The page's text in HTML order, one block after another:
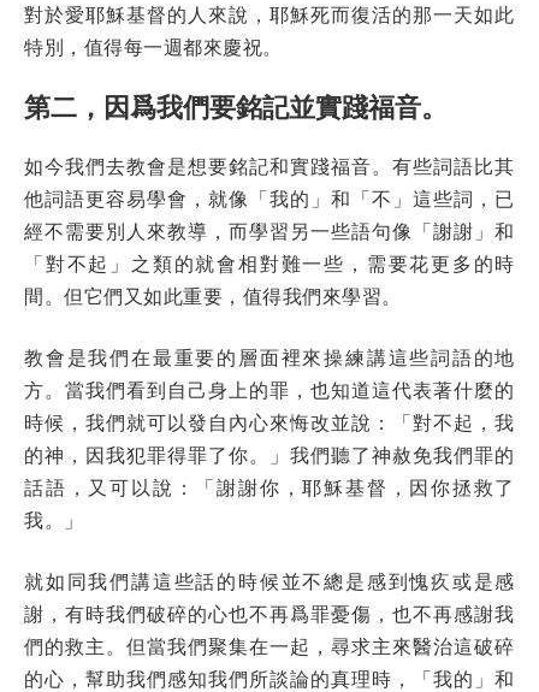
對於愛耶穌基督的人來說，耶穌死而復活的那一天如此
特別，值得每一週都來慶祝。
第二，因爲我們要銘記並實踐福音。
如今我們去教會是想要銘記和實踐福音。有些詞語比其
他詞語更容易學會，就像「我的」和「不」這些詞，已
經不需要別人來教導，而學習另一些語句像「謝謝」和
「對不起」之類的就會相對難一些，需要花更多的時
間。但它們又如此重要，值得我們來學習。
教會是我們在最重要的層面裡來操練講這些詞語的地
方。當我們看到自己身上的罪，也知道這代表著什麼的
時候，我們就可以發自內心來悔改並說：「對不起，我
的神，因我犯罪得罪了你。」我們聽了神赦免我們罪的
話語，又可以說：「謝謝你，耶穌基督，因你拯救了
我。」
就如同我們講這些話的時候並不總是感到愧疚或是感
謝，有時我們破碎的心也不再爲罪憂傷，也不再感謝我
們的救主。但當我們聚集在一起，尋求主來醫治這破碎
的心，幫助我們感知我們所談論的真理時，「我的」和